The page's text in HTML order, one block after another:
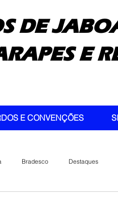
DE
E
E CONVENÇÕES
Bradesco Destaques